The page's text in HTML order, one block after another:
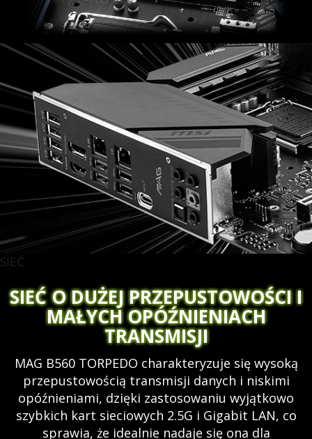
SIEĆ
SIEĆ O DUŻEJ PRZEPUSTOWOŚCI I
MAŁYCH OPÓŹNIENIACH
TRANSMISJI
MAG B560 TORPEDO charakteryzuje się wysoką
przepustowością transmisji danych i niskimi
opóźnieniami, dzięki zastosowaniu wyjątkowo
szybkich kart sieciowych 2.5G i Gigabit LAN, co
sprawia, że idealnie nadaje się ona dla